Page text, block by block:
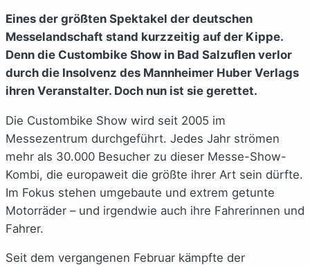
Eines der größten Spektakel der deutschen
Messelandschaft stand kurzzeitig auf der Kippe.
Denn die Custombike Show in Bad Salzuflen verlor
durch die Insolvenz des Mannheimer Huber Verlags
ihren Veranstalter. Doch nun ist sie gerettet.
Die Custombike Show wird seit 2005 im
Messezentrum durchgeführt. Jedes Jahr strömen
mehr als 30.000 Besucher zu dieser Messe-Show-
Kombi, die europaweit die größte ihrer Art sein dürfte.
Im Fokus stehen umgebaute und extrem getunte
Motorräder – und irgendwie auch ihre Fahrerinnen und
Fahrer.
Seit dem vergangenen Februar kämpfte der